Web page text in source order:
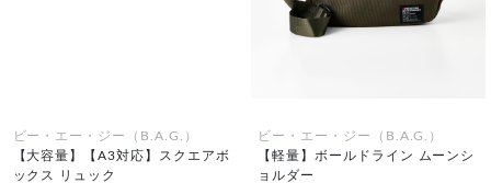
ビー・エー・ジー（B.A.G.）
【大容量】【A3対応】スクエアボ
ックス リュック
ビー・エー・ジー（B.A.G.）
【軽量】ボールドライン ムーンシ
ョルダー